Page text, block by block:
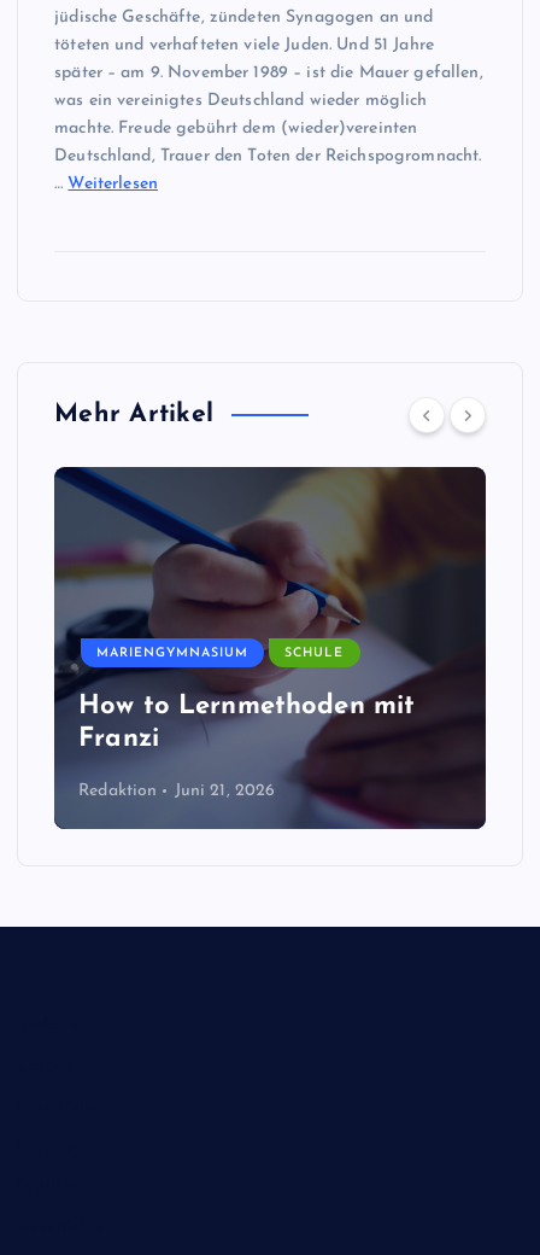
jüdische Geschäfte, zündeten Synagogen an und
töteten und verhafteten viele Juden. Und 51 Jahre
später – am 9. November 1989 – ist die Mauer gefallen,
was ein vereinigtes Deutschland wieder möglich
machte. Freude gebührt dem (wieder)vereinten
Deutschland, Trauer den Toten der Reichspogromnacht.
…Weiterlesen
Mehr Artikel
MARIENGYMNASIUM SCHULE
How to Lernmethoden mit
Franzi
Redaktion Juni 21, 2026